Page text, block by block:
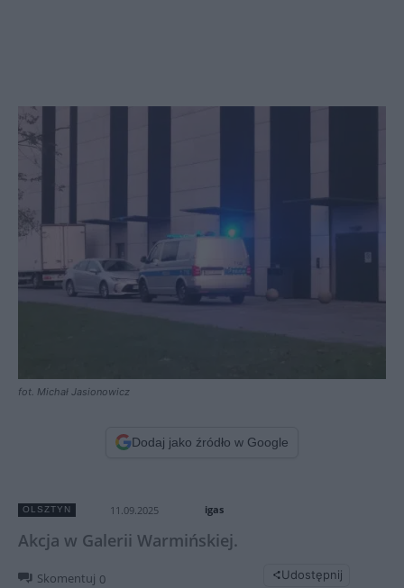
fot. Michał Jasionowicz
Dodaj jako źródło w Google
OLSZTYN 11.09.2025 igas
Akcja w Galerii Warmińskiej.
Skomentuj 0 Udostępnij